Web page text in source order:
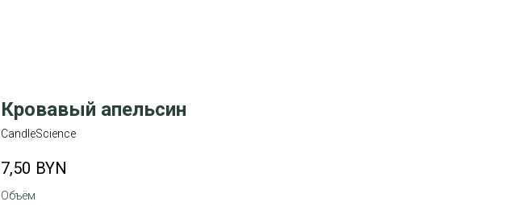
Кровавый апельсин
CandleScience
7,50 BYN
Объём